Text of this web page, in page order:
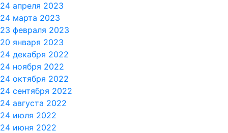
24 апреля 2023
24 марта 2023
23 февраля 2023
20 января 2023
24 декабря 2022
24 ноября 2022
24 октября 2022
24 сентября 2022
24 августа 2022
24 июля 2022
24 июня 2022